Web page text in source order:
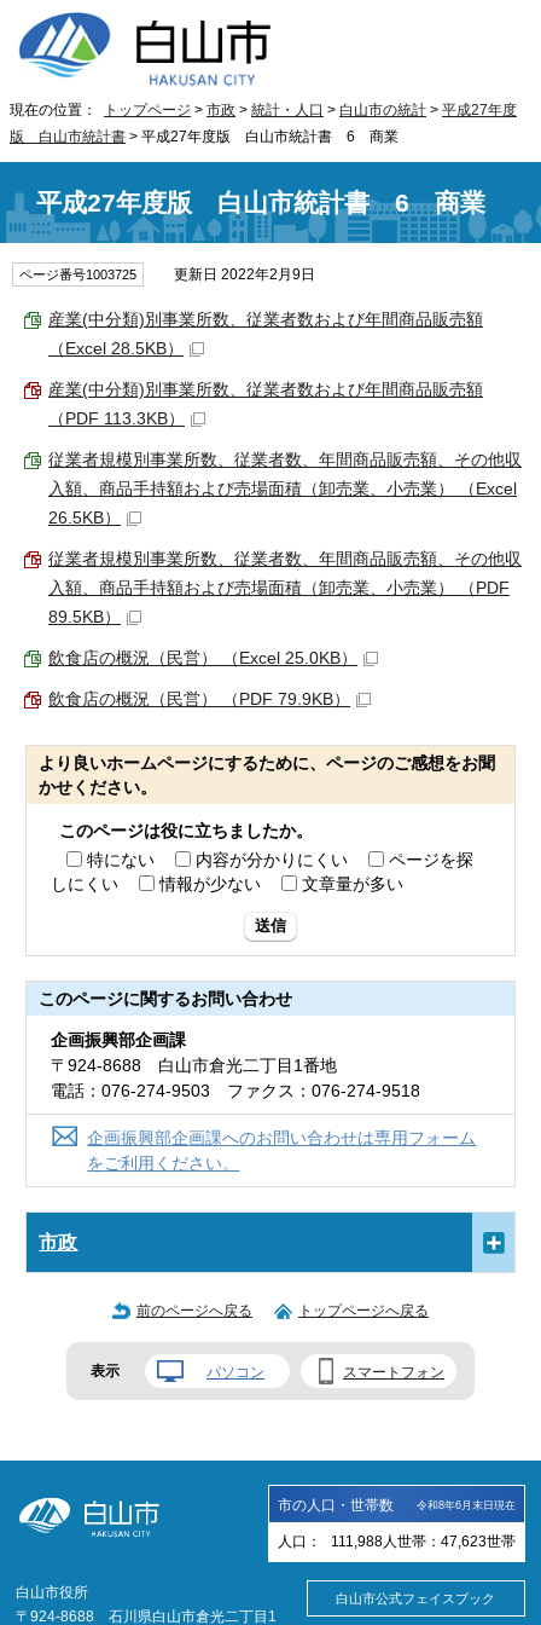
現在の位置： トップページ > 市政 > 統計・人口 > 白山市の統計 > 平成27年度
版 白山市統計書 > 平成27年度版 白山市統計書 6 商業
平成27年度版 白山市統計書 6 商業
ページ番号1003725 更新日 2022年2月9日
産業(中分類)別事業所数、従業者数および年間商品販売額
（Excel 28.5KB）
産業(中分類)別事業所数、従業者数および年間商品販売額
（PDF 113.3KB）
従業者規模別事業所数、従業者数、年間商品販売額、その他収
入額、商品手持額および売場面積（卸売業、小売業） （Excel
26.5KB）
従業者規模別事業所数、従業者数、年間商品販売額、その他収
入額、商品手持額および売場面積（卸売業、小売業） （PDF
89.5KB）
飲食店の概況（民営） （Excel 25.0KB）
飲食店の概況（民営） （PDF 79.9KB）
より良いホームページにするために、ページのご感想をお聞
かせください。
このページは役に立ちましたか。
特にない
内容が分かりにくい
ページを探
しにくい
情報が少ない 文章量が多い
送信
このページに関するお問い合わせ
企画振興部企画課
〒924-8688 白山市倉光二丁目1番地
電話：076-274-9503 ファクス：076-274-9518
企画振興部企画課へのお問い合わせは専用フォーム
をご利用ください。
市政
前のページへ戻る トップページへ戻る
表示 パソコン スマートフォン
市の人口・世帯数 令和8年6月末日現在
人口： 111,988 人 世帯： 47,623世帯
白山市役所
〒924-8688 石川県白山市倉光二丁目1
白山市公式フェイスブック